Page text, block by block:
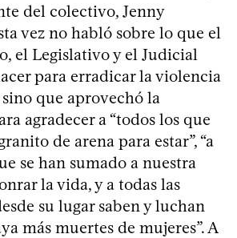
del colectivo, Jenny
vez no habló sobre lo que el
el Legislativo y el Judicial
para erradicar la violencia
que aprovechó la
agradecer a “todos los que
de arena para estar”, “a
se han sumado a nuestra
la vida, y a todas las
su lugar saben y luchan
más muertes de mujeres”. A